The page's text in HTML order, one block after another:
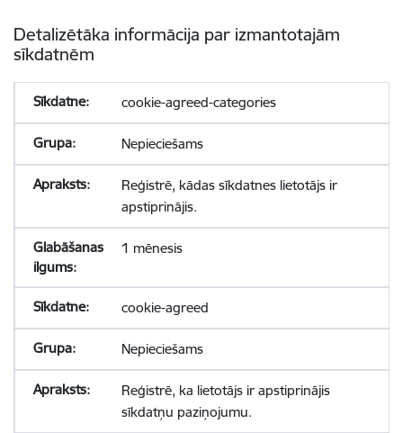
Detalizētāka informācija par izmantotajām
sīkdatnēm
cookie-agreed-categories
Nepieciešams
Reģistrē, kādas sīkdatnes lietotājs ir
apstiprinājis.
1 mēnesis
cookie-agreed
Nepieciešams
Reģistrē, ka lietotājs ir apstiprinājis
sīkdatņu paziņojumu.